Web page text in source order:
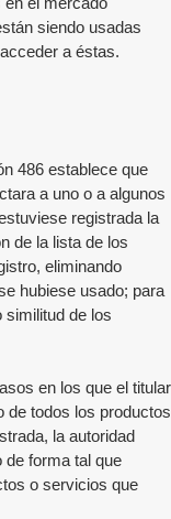
siendo usadas
a éstas.
486 establece que
a uno o a algunos
registrada la
de la lista de los
eliminando
hubiese usado; para
similitud de los
en los que el titular
de todos los productos
la autoridad
de forma tal que
o servicios que